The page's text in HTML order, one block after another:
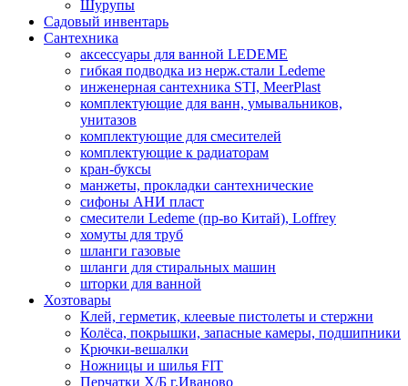
Шурупы
Садовый инвентарь
Сантехника
аксессуары для ванной LEDEME
гибкая подводка из нерж.стали Ledeme
инженерная сантехника STI, MeerPlast
комплектующие для ванн, умывальников,
унитазов
комплектующие для смесителей
комплектующие к радиаторам
кран-буксы
манжеты, прокладки сантехнические
сифоны АНИ пласт
смесители Ledeme (пр-во Китай), Loffrey
хомуты для труб
шланги газовые
шланги для стиральных машин
шторки для ванной
Хозтовары
Клей, герметик, клеевые пистолеты и стержни
Колёса, покрышки, запасные камеры, подшипники
Крючки-вешалки
Ножницы и шилья FIT
Перчатки Х/Б г.Иваново